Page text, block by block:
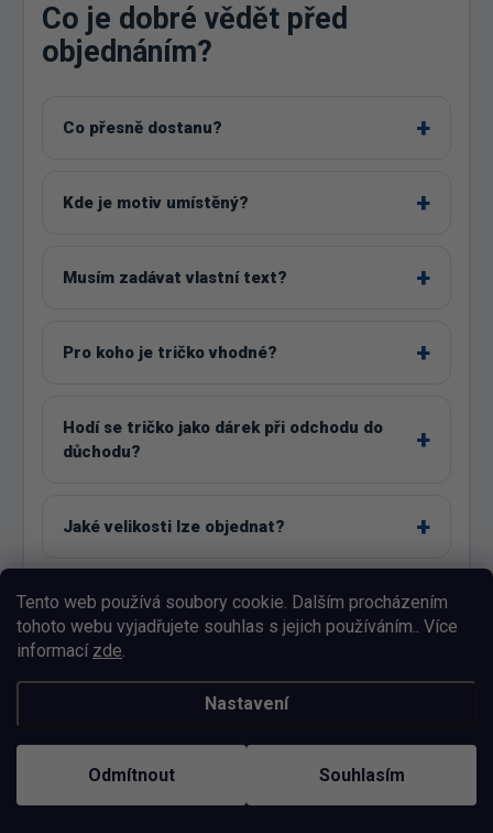
Tento web používá soubory cookie. Dalším procházením
tohoto webu vyjadřujete souhlas s jejich používáním.. Více
informací zde.
Nastavení
Odmítnout Souhlasím
Co je dobré vědět před
objednáním?
Co přesně dostanu?
Kde je motiv umístěný?
Musím zadávat vlastní text?
Pro koho je tričko vhodné?
Hodí se tričko jako dárek při odchodu do
důchodu?
Jaké velikosti lze objednat?
Proč jsou na obrázku také velikosti 4XL a
5XL?
Jak správně vybrat velikost?
Co zvolit mezi dvěma velikostmi?